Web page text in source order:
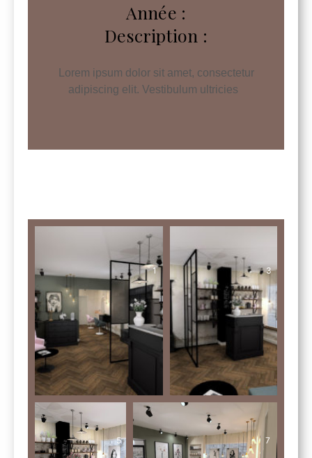
Année :
Description :
Lorem ipsum dolor sit amet, consectetur
adipiscing elit. Vestibulum ultricies
1 3
5 7